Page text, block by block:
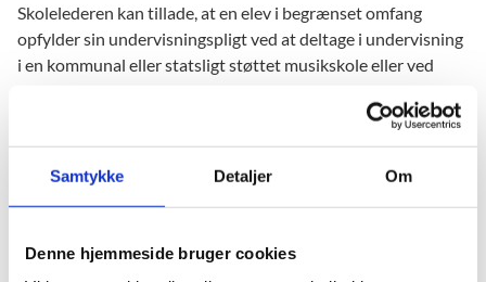
Samtykke Detaljer Om
Denne hjemmeside bruger cookies
Skolelederen kan tillade, at en elev i begrænset omfang
opfylder sin undervisningspligt ved at deltage i undervisning
i en kommunal eller statsligt støttet musikskole eller ved
gøre brug af § 33, stk. 9. Den enkelte skolebestyrelse skal
fastlægge principper for, hvornår der gives fri til eliteidræt
skolelederen, der på baggrund af principperne vurderer, om